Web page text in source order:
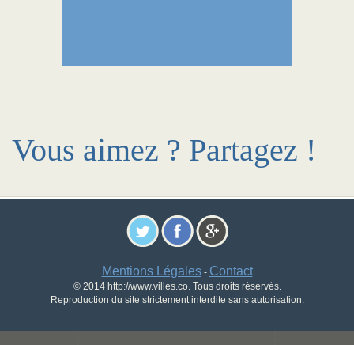
Vous aimez ? Partagez !
Mentions Légales- Contact
© 2014 http://www.villes.co. Tous droits réservés.
Reproduction du site strictement interdite sans autorisation.